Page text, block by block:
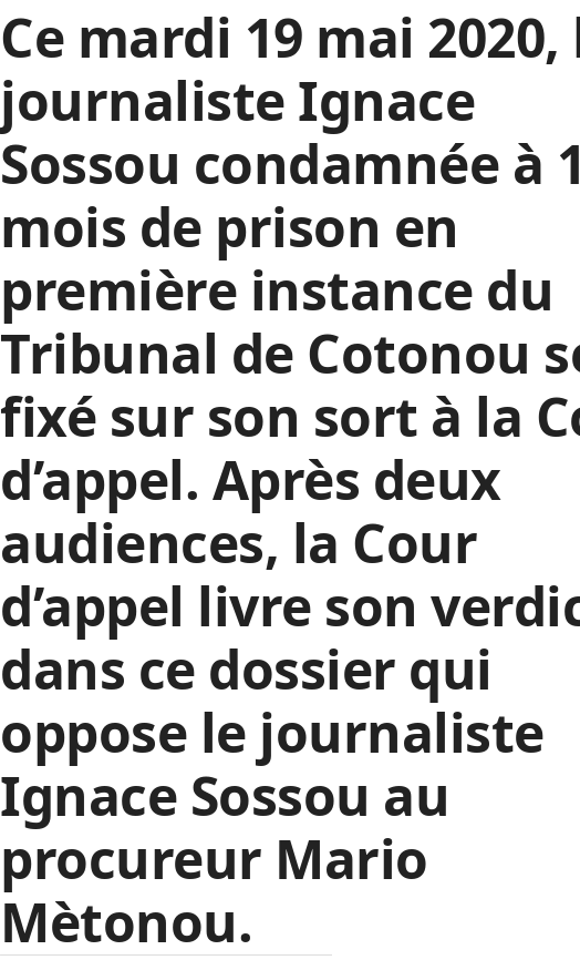
Ce mardi 19 mai 2020,
journaliste Ignace
Sossou condamnée à
mois de prison en
première instance du
Tribunal de Cotonou
fixé sur son sort à la
d’appel. Après deux
audiences, la Cour
d’appel livre son
dans ce dossier qui
oppose le journaliste
Ignace Sossou au
procureur Mario
Mètonou.